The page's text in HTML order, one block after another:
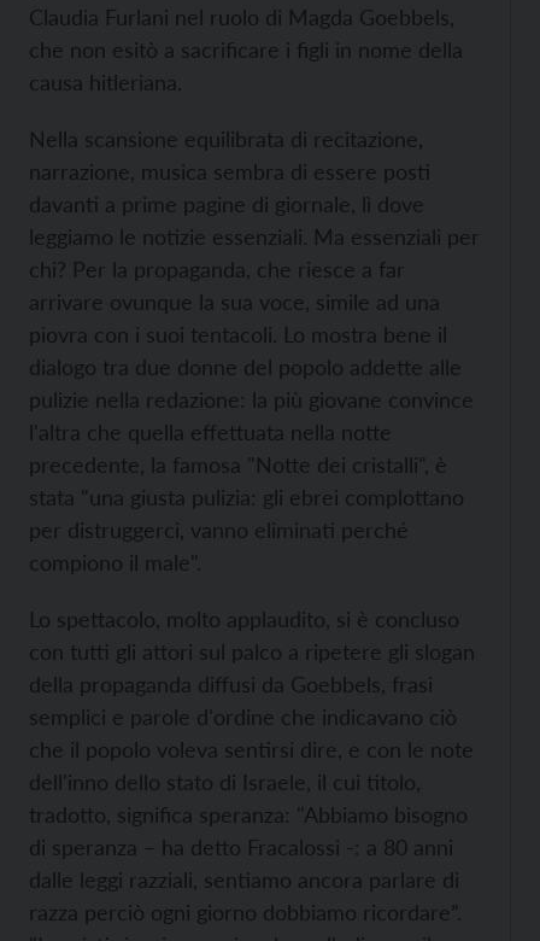
Claudia Furlani nel ruolo di Magda Goebbels,
che non esitò a sacrificare i figli in nome della
causa hitleriana.
Nella scansione equilibrata di recitazione,
narrazione, musica sembra di essere posti
davanti a prime pagine di giornale, lì dove
leggiamo le notizie essenziali. Ma essenziali per
chi? Per la propaganda, che riesce a far
arrivare ovunque la sua voce, simile ad una
piovra con i suoi tentacoli. Lo mostra bene il
dialogo tra due donne del popolo addette alle
pulizie nella redazione: la più giovane convince
l'altra che quella effettuata nella notte
precedente, la famosa "Notte dei cristalli", è
stata "una giusta pulizia: gli ebrei complottano
per distruggerci, vanno eliminati perché
compiono il male".
Lo spettacolo, molto applaudito, si è concluso
con tutti gli attori sul palco a ripetere gli slogan
della propaganda diffusi da Goebbels, frasi
semplici e parole d'ordine che indicavano ciò
che il popolo voleva sentirsi dire, e con le note
dell'inno dello stato di Israele, il cui titolo,
tradotto, significa speranza: "Abbiamo bisogno
di speranza – ha detto Fracalossi -: a 80 anni
dalle leggi razziali, sentiamo ancora parlare di
razza perciò ogni giorno dobbiamo ricordare”.